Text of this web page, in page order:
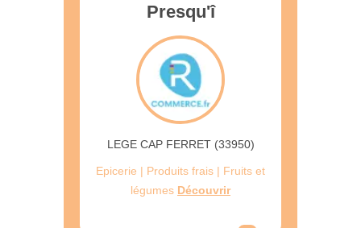
Presqu'î
LEGE CAP FERRET (33950)
Epicerie | Produits frais | Fruits et
légumes Découvrir